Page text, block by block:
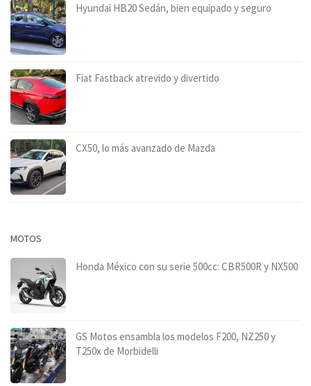
Hyundai HB20 Sedán, bien equipado y seguro
Fiat Fastback atrevido y divertido
CX50, lo más avanzado de Mazda
MOTOS
Honda México con su serie 500cc: CBR500R y NX500
GS Motos ensambla los modelos F200, NZ250 y
T250x de Morbidelli